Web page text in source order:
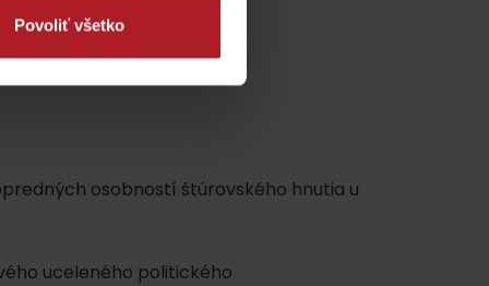
Povoliť všetko
osobností štúrovského hnutia u
uceleného politického